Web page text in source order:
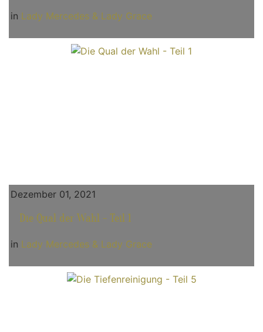
in Lady Mercedes & Lady Grace
Dezember 01, 2021
Die Qual der Wahl - Teil 1
in Lady Mercedes & Lady Grace